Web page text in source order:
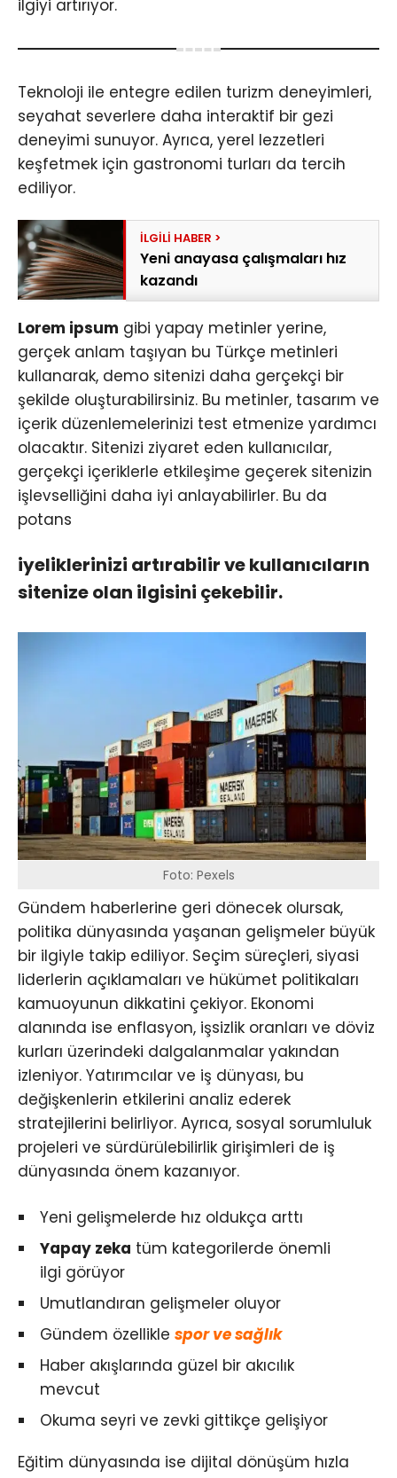
ilgiyi artırıyor.
Teknoloji ile entegre edilen turizm deneyimleri,
seyahat severlere daha interaktif bir gezi
deneyimi sunuyor. Ayrıca, yerel lezzetleri
keşfetmek için gastronomi turları da tercih
ediliyor.
Yeni anayasa çalışmaları hız
kazandı
Lorem ipsum gibi yapay metinler yerine,
gerçek anlam taşıyan bu Türkçe metinleri
kullanarak, demo sitenizi daha gerçekçi bir
şekilde oluşturabilirsiniz. Bu metinler, tasarım ve
içerik düzenlemelerinizi test etmenize yardımcı
olacaktır. Sitenizi ziyaret eden kullanıcılar,
gerçekçi içeriklerle etkileşime geçerek sitenizin
işlevselliğini daha iyi anlayabilirler. Bu da
potans
iyeliklerinizi artırabilir ve kullanıcıların
sitenize olan ilgisini çekebilir.
Foto: Pexels
Gündem haberlerine geri dönecek olursak,
politika dünyasında yaşanan gelişmeler büyük
bir ilgiyle takip ediliyor. Seçim süreçleri, siyasi
liderlerin açıklamaları ve hükümet politikaları
kamuoyunun dikkatini çekiyor. Ekonomi
alanında ise enflasyon, işsizlik oranları ve döviz
kurları üzerindeki dalgalanmalar yakından
izleniyor. Yatırımcılar ve iş dünyası, bu
değişkenlerin etkilerini analiz ederek
stratejilerini belirliyor. Ayrıca, sosyal sorumluluk
projeleri ve sürdürülebilirlik girişimleri de iş
dünyasında önem kazanıyor.
Yeni gelişmelerde hız oldukça arttı
Yapay zeka tüm kategorilerde önemli
ilgi görüyor
Umutlandıran gelişmeler oluyor
Gündem özellikle spor ve sağlık
Haber akışlarında güzel bir akıcılık
mevcut
Okuma seyri ve zevki gittikçe gelişiyor
Eğitim dünyasında ise dijital dönüşüm hızla